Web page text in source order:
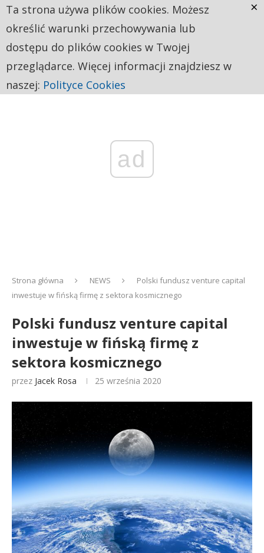
ad
Strona główna NEWS
Polski fundusz venture capital
inwestuje w fińską firmę z sektora kosmicznego
Polski fundusz venture capital
inwestuje w fińską firmę z
sektora kosmicznego
przez Jacek Rosa 25 września 2020
Ta strona używa plików cookies. Możesz
określić warunki przechowywania lub
dostępu do plików cookies w Twojej
przeglądarce. Więcej informacji znajdziesz w
naszej: Polityce Cookies
×